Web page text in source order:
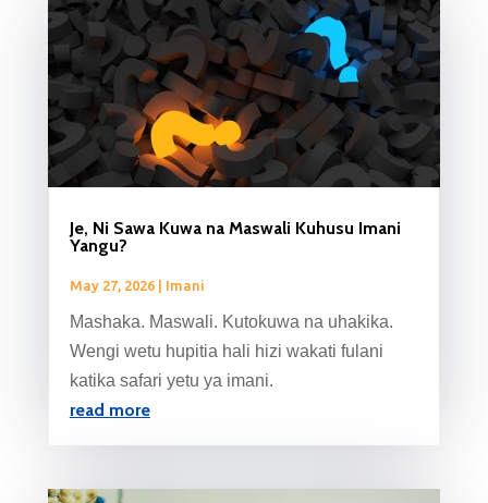
Je, Ni Sawa Kuwa na Maswali Kuhusu Imani
Yangu?
May 27, 2026| Imani
Mashaka. Maswali. Kutokuwa na uhakika.
Wengi wetu hupitia hali hizi wakati fulani
katika safari yetu ya imani.
read more